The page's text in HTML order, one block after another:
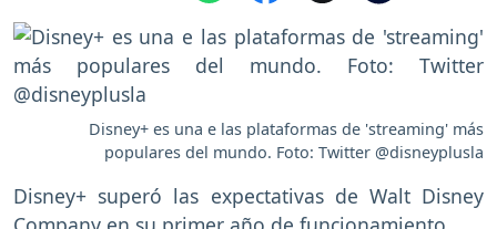
Disney+ es una e las plataformas de 'streaming' más
populares del mundo. Foto: Twitter @disneyplusla
Disney+ superó las expectativas de Walt Disney